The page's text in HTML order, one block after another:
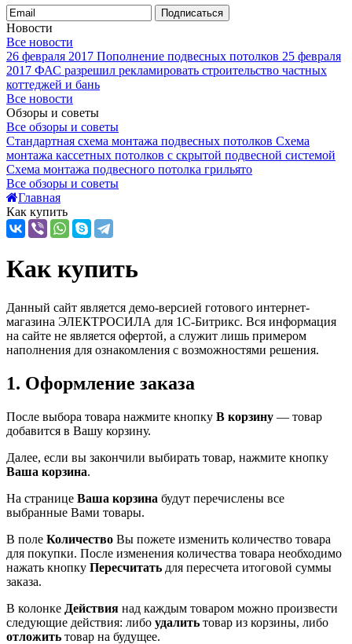
Подписаться
Новости
Все новости
26 февраля 2017 Пополнение подвесных потолков 25 февраля
2017 ФАС разрешил рекламировать строительство частных
коттеджей и бань
Все новости
Обзоры и советы
Все обзоры и советы
Стандартная схема монтажа подвесных потолков Схема
монтажа кассетных потолков с скрытой подвесной системой
Схема монтажа подвесного потолка грильято
Все обзоры и советы
Главная
Как купить
Как купить
Данный сайт является демо-версией готового интернет-
магазина ЭЛЕКТРОСИЛА для 1С-Битрикс. Вся информация
на сайте не является офертой, а служит лишь примером
наполнения для ознакомления с возможностями решения.
1. Оформление заказа
После выбора товара нажмите кнопку В корзину — товар
добавится в Вашу корзину.
Далее, если вы закончили выбирать товар, нажмите кнопку
Ваша корзина.
На странице Ваша корзина будут перечислены все
выбранные Вами товары.
В поле Количество Вы пожете изменить количество товара
для покупки. После изменения количества товара необходимо
нажать кнопку Пересчитать для пересчета итоговой суммы
заказа.
В колонке Действия над каждым товаром можно произвести
следующие действия: либо удалить товар из корзины, либо
отложить товар на будущее.